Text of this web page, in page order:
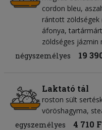
cordon bleu,
rántott zöldségek
áfonya,
zöldséges jázmin
négyszemélyes
19
Laktató tál
roston sült
vöröshagyma,
egyszemélyes
4 710